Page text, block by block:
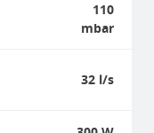
110
mbar
32 l/s